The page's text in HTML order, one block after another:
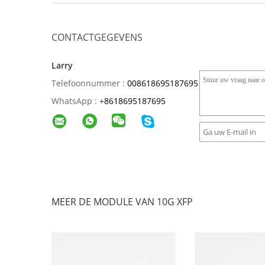
CONTACTGEGEVENS
Larry
Telefoonnummer : 008618695187695
WhatsApp : +8618695187695
MEER DE MODULE VAN 10G XFP